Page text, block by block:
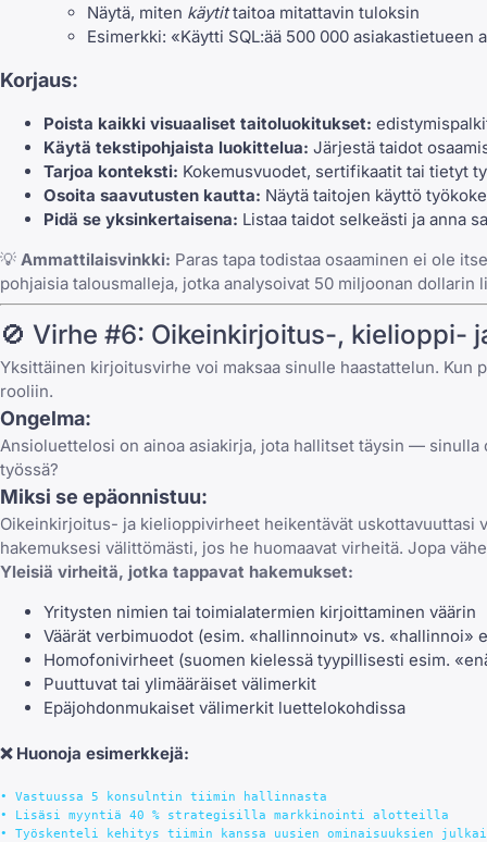
Näytä, miten käytittaitoa mitattavin tuloksin
Esimerkki: «Käytti SQL:ää 500 000
Korjaus:
Poista kaikki visuaaliset taitoluokitukset:
Käytä tekstipohjaista luokittelua: Järjestä taidot
Tarjoa konteksti: Kokemusvuodet, sertifikaatit tai tietyt
Osoita saavutusten kautta: Näytä taitojen käyttö
Pidä se yksinkertaisena: Listaa taidot selkeästi ja anna
💡 Ammattilaisvinkki: Paras tapa todistaa osaaminen ei ole
pohjaisia talousmalleja, jotka analysoivat 50 miljoonan
🚫 Virhe #6: Oikeinkirjoitus-, kielioppi-
Yksittäinen kirjoitusvirhe voi maksaa sinulle haastattelun.
rooliin.
Ongelma:
Ansioluettelosi on ainoa asiakirja, jota hallitset täysin —
työssä?
Miksi se epäonnistuu:
Oikeinkirjoitus- ja kielioppivirheet heikentävät uskottavuuttasi
hakemuksesi välittömästi, jos he huomaavat virheitä. Jopa
Yleisiä virheitä, jotka tappavat hakemukset:
Yritysten nimien tai toimialatermien kirjoittaminen väärin
Väärät verbimuodot (esim. «hallinnoinut» vs. «hallinnoi»
Homofonivirheet (suomen kielessä tyypillisesti esim.
Puuttuvat tai ylimääräiset välimerkit
Epäjohdonmukaiset välimerkit luettelokohdissa
❌ Huonoja esimerkkejä:
• Vastuussa 5 konsulntin tiimin hallinnasta
• Lisäsi myyntiä 40 % strategisilla markkinointi alotteilla
• Työskenteli kehitys tiimin kanssa uusien ominaisuuksien